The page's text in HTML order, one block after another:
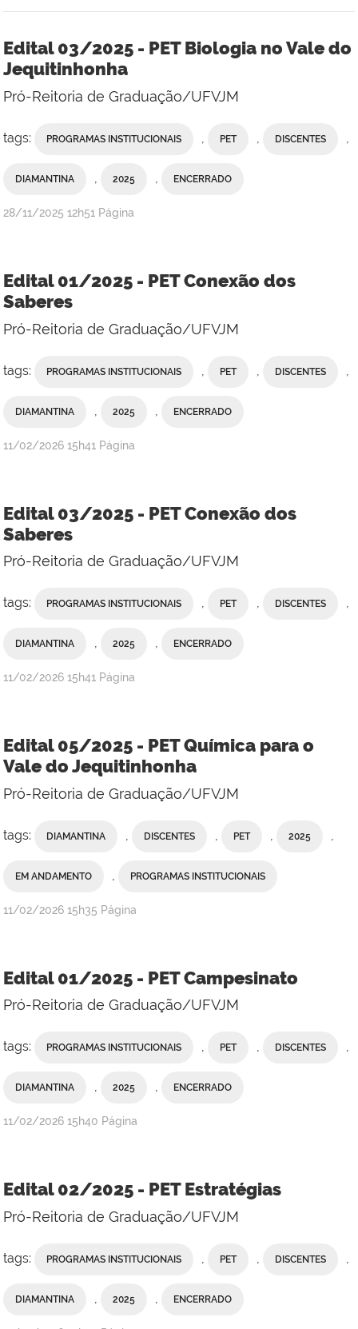
Edital 03/2025 - PET Biologia no Vale do
Jequitinhonha
Pró-Reitoria de Graduação/UFVJM
tags: PROGRAMAS INSTITUCIONAIS , PET , DISCENTES ,
DIAMANTINA , 2025 , ENCERRADO
publicado
28/11/2025 12h51 Página
Edital 01/2025 - PET Conexão dos
Saberes
Pró-Reitoria de Graduação/UFVJM
tags: PROGRAMAS INSTITUCIONAIS PET DISCENTES
DIAMANTINA 2025 ENCERRADO
publicado
11/02/2026 15h41 Página
Edital 03/2025 - PET Conexão dos
Saberes
Pró-Reitoria de Graduação/UFVJM
tags: PROGRAMAS INSTITUCIONAIS , PET , DISCENTES ,
DIAMANTINA , 2025 , ENCERRADO
publicado
11/02/2026 15h41 Página
Edital 05/2025 - PET Química para o
Vale do Jequitinhonha
Pró-Reitoria de Graduação/UFVJM
tags: DIAMANTINA DISCENTES PET 2025
EM ANDAMENTO PROGRAMAS INSTITUCIONAIS
publicado
11/02/2026 15h35 Página
Edital 01/2025 - PET Campesinato
Pró-Reitoria de Graduação/UFVJM
tags: PROGRAMAS INSTITUCIONAIS , PET , DISCENTES ,
DIAMANTINA , 2025 , ENCERRADO
publicado
11/02/2026 15h40 Página
Edital 02/2025 - PET Estratégias
Pró-Reitoria de Graduação/UFVJM
tags: PROGRAMAS INSTITUCIONAIS , PET , DISCENTES ,
DIAMANTINA , 2025 , ENCERRADO